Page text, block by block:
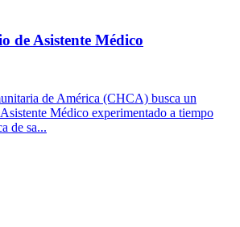
de Asistente Médico
de América (CHCA) busca un
Médico experimentado a tiempo
de sa...